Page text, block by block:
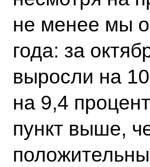
не менее мы
года: за
выросли на
на 9,4
пункт выше,